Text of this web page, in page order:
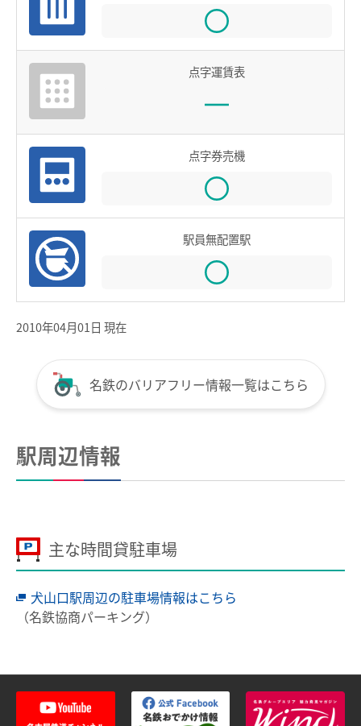
鉄道での使い方
鉄道の運賃計算
きっぷを購入する
特殊な改札口のご利用方法
バスで使う
バスでの使い方
バスの運賃計算
鉄道・バス共通情報
おトクな乗継割引
manacaマイレージポイント
manacaの安心機能
全国相互利用サービス
お買い物で使う
こんなとき、どうするの？
紛失したとき
使えなくなったとき
利用履歴を確認したいとき
点字運賃表
点字券売機
駅員無配置駅
2010年04月01日 現在
名鉄のバリアフリー情報一覧はこちら
駅周辺情報
主な時間貸駐車場
犬山口駅周辺の駐車場情報はこちら
（名鉄協商パーキング）